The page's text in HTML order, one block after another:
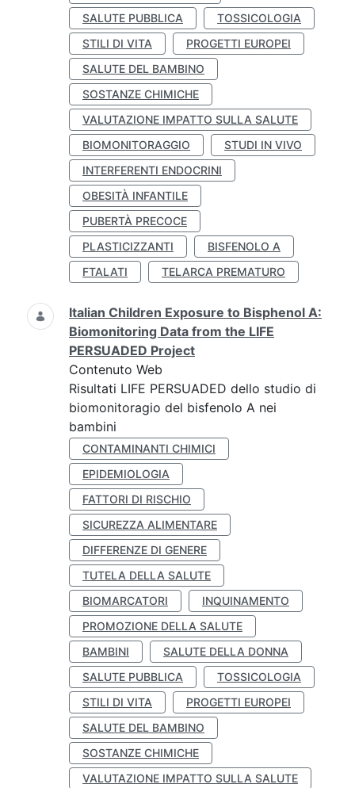
SALUTE PUBBLICA
TOSSICOLOGIA
STILI DI VITA
PROGETTI EUROPEI
SALUTE DEL BAMBINO
SOSTANZE CHIMICHE
VALUTAZIONE IMPATTO SULLA SALUTE
BIOMONITORAGGIO
STUDI IN VIVO
INTERFERENTI ENDOCRINI
OBESITÀ INFANTILE
PUBERTÀ PRECOCE
PLASTICIZZANTI
BISFENOLO A
FTALATI
TELARCA PREMATURO
Italian Children Exposure to Bisphenol A:
Biomonitoring Data from the LIFE
PERSUADED Project
Contenuto Web
Risultati LIFE PERSUADED dello studio di
biomonitoragio del bisfenolo A nei
bambini
CONTAMINANTI CHIMICI
EPIDEMIOLOGIA
FATTORI DI RISCHIO
SICUREZZA ALIMENTARE
DIFFERENZE DI GENERE
TUTELA DELLA SALUTE
BIOMARCATORI
INQUINAMENTO
PROMOZIONE DELLA SALUTE
BAMBINI
SALUTE DELLA DONNA
SALUTE PUBBLICA
TOSSICOLOGIA
STILI DI VITA
PROGETTI EUROPEI
SALUTE DEL BAMBINO
SOSTANZE CHIMICHE
VALUTAZIONE IMPATTO SULLA SALUTE